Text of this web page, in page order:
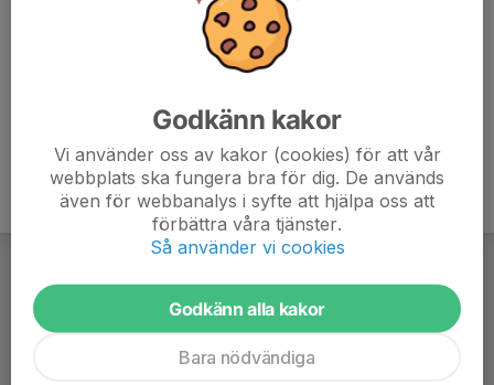
Godkänn kakor
Vi använder oss av kakor (cookies) för att vår
webbplats ska fungera bra för dig. De används
även för webbanalys i syfte att hjälpa oss att
förbättra våra tjänster.
Så använder vi cookies
Godkänn alla kakor
Bara nödvändiga